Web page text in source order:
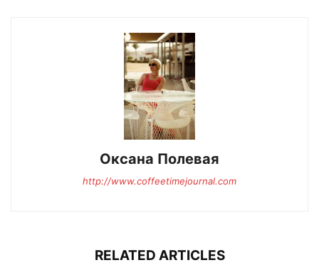
Оксана Полевая
http://www.coffeetimejournal.com
RELATED ARTICLES